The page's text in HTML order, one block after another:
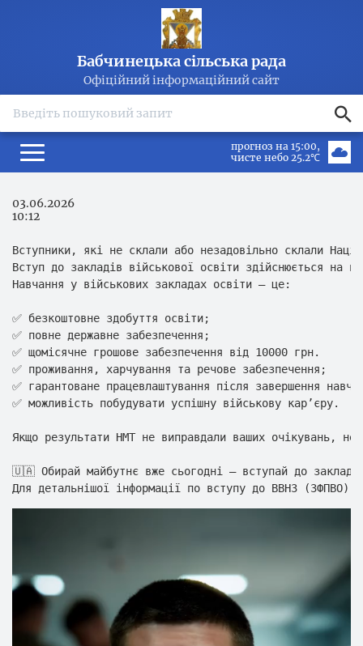
Бабчинецька сільська рада
Офіційний інформаційний сайт
прогноз на 15:00
чисте небо 25.2℃
03.06.2026
10:12
Вступники, які не склали або незадовільно склали
Вступ до закладів військової освіти здійснюється на
Навчання у військових закладах освіти — це:
✅ безкоштовне здобуття освіти;
✅ повне державне забезпечення;
✅ щомісячне грошове забезпечення від 10000 грн.
✅ проживання, харчування та речове забезпечення;
✅ гарантоване працевлаштування після завершення
✅ можливість побудувати успішну військову кар’єру.
Якщо результати НМТ не виправдали ваших очікувань,
🇺🇦 Обирай майбутнє вже сьогодні — вступай до